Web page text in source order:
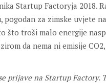
Startup Factoryja 2018.
za zimske uvjete
što troši malo energije
da nema ni emisije
prijave na Startup Factory.